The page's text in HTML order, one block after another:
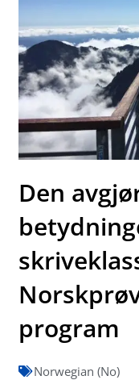
Den
program
Norwegian (No)